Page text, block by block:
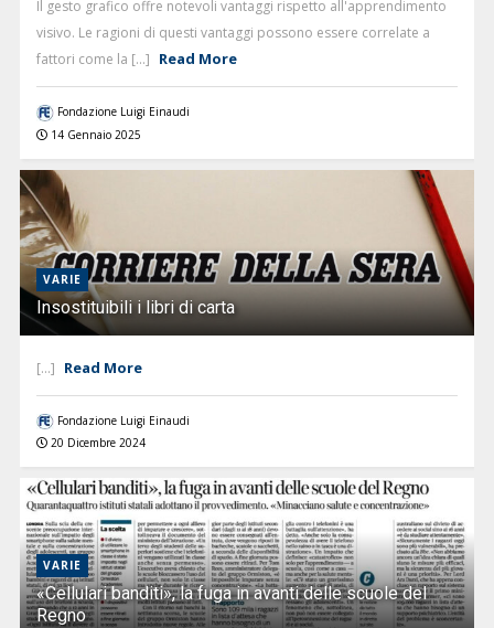
Il gesto grafico offre notevoli vantaggi rispetto all'apprendimento
visivo. Le ragioni di questi vantaggi possono essere correlate a
fattori come la [...] Read More
Fondazione Luigi Einaudi
14 Gennaio 2025
VARIE
Insostituibili i libri di carta
[...] Read More
Fondazione Luigi Einaudi
20 Dicembre 2024
VARIE
«Cellulari banditi», la fuga in avanti delle scuole del
Regno